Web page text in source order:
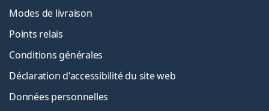
Modes de livraison
Points relais
Conditions générales
Déclaration d'accessibilité du site web
Données personnelles